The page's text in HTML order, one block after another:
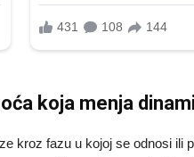
koja menja
kroz fazu u kojoj se odnosi ili